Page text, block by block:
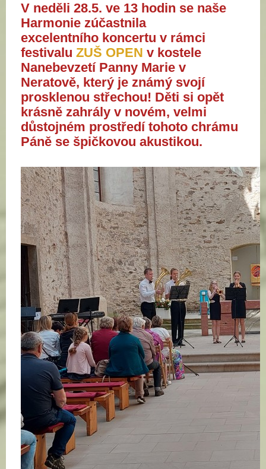
V neděli 28.5. ve 13 hodin se naše
Harmonie zúčastnila
excelentního koncertu v rámci
festivalu ZUŠ OPEN v kostele
Nanebevzetí Panny Marie v
Neratově, který je známý svojí
prosklenou střechou! Děti si opět
krásně zahrály v novém, velmi
důstojném prostředí tohoto chrámu
Páně se špičkovou akustikou.